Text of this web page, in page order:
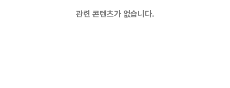
관련 콘텐츠가 없습니다.